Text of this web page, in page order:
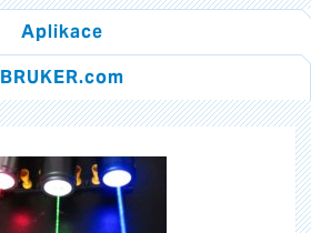
Aplikace
BRUKER.com